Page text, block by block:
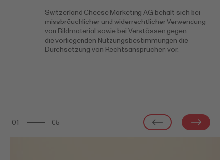
Switzerland Cheese Marketing AG behält sich bei
missbräuchlicher und widerrechtlicher Verwendung
von Bildmaterial sowie bei Verstössen gegen
die vorliegenden Nutzungsbestimmungen die
Durchsetzung von Rechtsansprüchen vor.
01 05